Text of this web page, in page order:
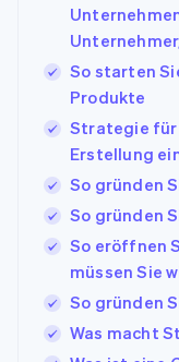
So starten
Produkte
Strategie für
Erstellung
So gründen
So gründen
So eröffnen
müssen Sie
So gründen
Was macht